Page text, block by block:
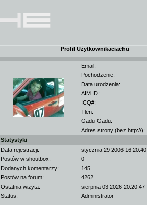
Profil Użytkownikaciachu
Email:
Pochodzenie:
Data urodzenia:
AIM ID:
ICQ#:
Tlen:
Gadu-Gadu:
Adres strony (bez http://):
Statystyki
Data rejestracji:
stycznia 29 2006 16:20:40
Postów w shoutbox:
0
Dodanych komentarzy:
145
Postów na forum:
4262
Ostatnia wizyta:
sierpnia 03 2026 20:20:47
Status:
Administrator